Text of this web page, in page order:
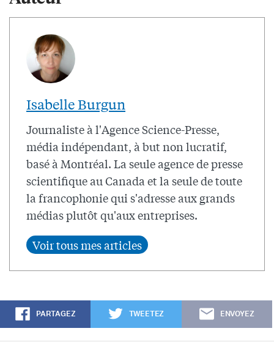
Isabelle Burgun
Journaliste à l'Agence Science-Presse,
média indépendant, à but non lucratif,
basé à Montréal. La seule agence de presse
scientifique au Canada et la seule de toute
la francophonie qui s'adresse aux grands
médias plutôt qu'aux entreprises.
PARTAGEZ TWEETEZ ENVOYEZ